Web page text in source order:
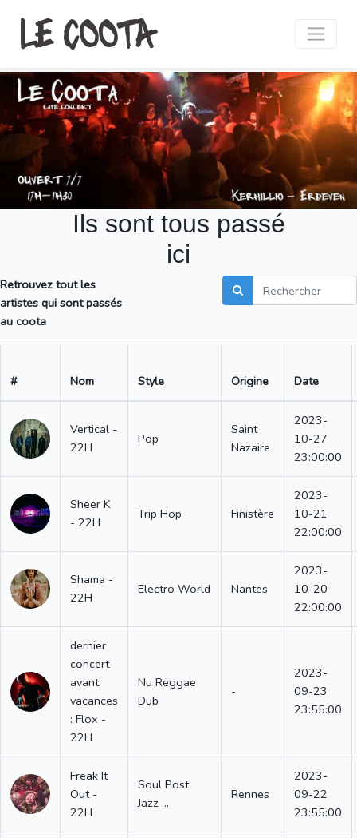
LE COOTA
Ils sont tous passé
ici
Retrouvez tout les
artistes qui sont passés
au coota
# Nom Style Origine Date
Vertical -
22H
Pop
Saint
Nazaire
2023-
10-27
23:00:00
Sheer K
- 22H
Trip Hop Finistère
2023-
10-21
22:00:00
Shama -
22H
Electro World Nantes
2023-
10-20
22:00:00
dernier
concert
avant
vacances
: Flox -
22H
Nu Reggae
Dub
-
2023-
09-23
23:55:00
Freak It
Out -
22H
Soul Post
Jazz ...
Rennes
2023-
09-22
23:55:00